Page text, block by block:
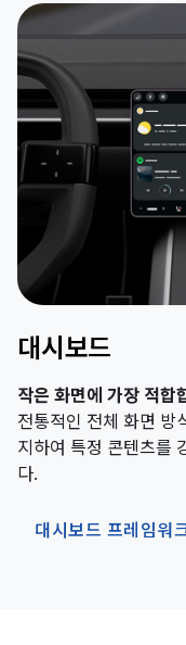
대시보드
작은 화면에 가장 적합
전통적인 전체 화면 방
지하여 특정 콘텐츠를
다.
대시보드 프레임워